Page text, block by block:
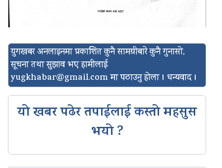
युगखबर अनलाइनमा प्रकाशित कुनै सामग्रीबारे कुनै गुनासो,
सूचना तथा सुझाव भए हामीलाई
yugkhabar@gmail.comमा पठाउनु होला । धन्यवाद ।
यो खबर पढेर तपाईलाई कस्तो महसुस
भयो ?